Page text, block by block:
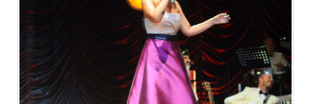
Google Plus
© 2026 TÜM HAKLARI SAKLIDIR